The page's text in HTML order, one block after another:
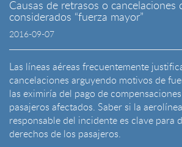
Causas de retrasos o cancelaciones
considerados “fuerza mayor”
2016-09-07
Las líneas aéreas frecuentemente
cancelaciones arguyendo motivos de
las eximiría del pago de
pasajeros afectados. Saber si la
responsable del incidente es clave para
derechos de los pasajeros.